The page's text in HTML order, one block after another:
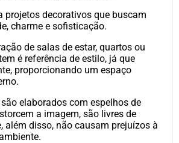
projetos decorativos que buscam
charme e sofisticação.
de salas de estar, quartos ou
é referência de estilo, já que
proporcionando um espaço
elaborados com espelhos de
a imagem, são livres de
além disso, não causam prejuízos à